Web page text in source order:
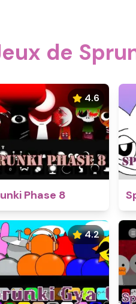
de
4.6
Phase 8
4.2